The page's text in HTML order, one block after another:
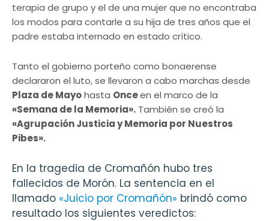
terapia de grupo y el de una mujer que no encontraba
los modos para contarle a su hija de tres años que el
padre estaba internado en estado crítico.
Tanto el gobierno porteño como bonaerense
declararon el luto, se llevaron a cabo marchas desde
Plaza de Mayohasta Onceen el marco de la
«Semana de la Memoria». También se creó la
«Agrupación Justicia y Memoria por Nuestros
Pibes».
En la tragedia de Cromañón hubo tres
fallecidos de Morón. La sentencia en el
llamado «Juicio por Cromañón» brindó como
resultado los siguientes veredictos: